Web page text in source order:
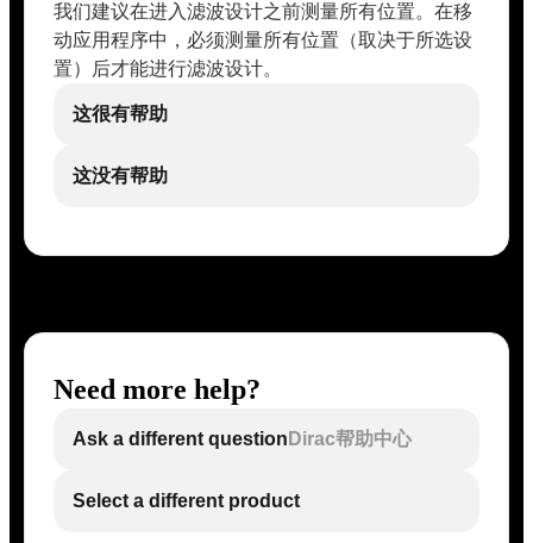
我们建议在进入滤波设计之前测量所有位置。在移
动应用程序中，必须测量所有位置（取决于所选设
置）后才能进行滤波设计。
这很有帮助
这没有帮助
Need more help?
Ask a different question Dirac帮助中心
Select a different product